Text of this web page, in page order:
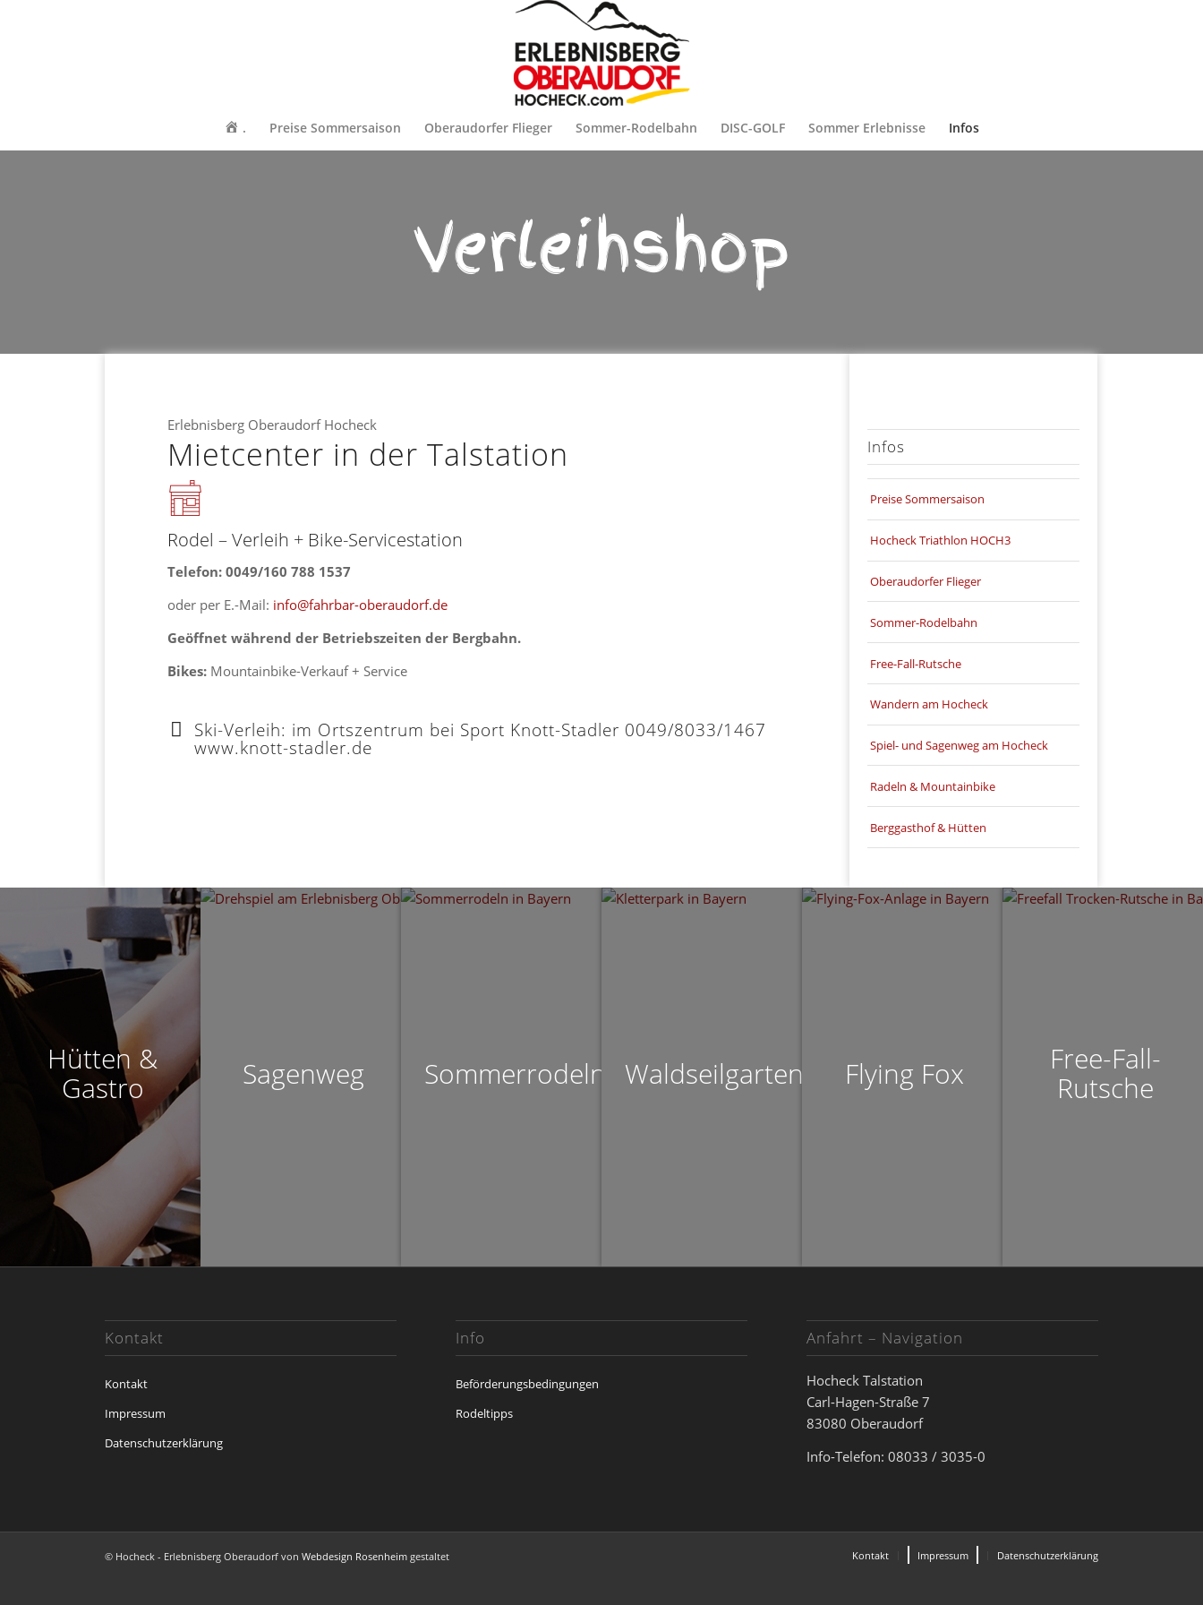
. Preise Sommersaison Oberaudorfer Flieger Sommer-Rodelbahn DISC-GOLF Sommer Erlebnisse Infos
Verleihshop
Erlebnisberg Oberaudorf Hocheck
Mietcenter in der Talstation
Rodel – Verleih + Bike-Servicestation
Telefon: 0049/160 788 1537
oder per E.-Mail: info@fahrbar-oberaudorf.de
Geöffnet während der Betriebszeiten der Bergbahn.
Bikes: Mountainbike-Verkauf + Service
Ski-Verleih: im Ortszentrum bei Sport Knott-Stadler 0049/8033/1467
www.knott-stadler.de
Infos
Preise Sommersaison
Hocheck Triathlon HOCH3
Oberaudorfer Flieger
Sommer-Rodelbahn
Free-Fall-Rutsche
Wandern am Hocheck
Spiel- und Sagenweg am Hocheck
Radeln & Mountainbike
Berggasthof & Hütten
Hütten &
Gastro
Sagenweg Sommerrodeln Waldseilgarten Flying Fox
Free-Fall-
Rutsche
Kontakt
Kontakt
Impressum
Datenschutzerklärung
Info
Beförderungsbedingungen
Rodeltipps
Anfahrt – Navigation
Hocheck Talstation
Carl-Hagen-Straße 7
83080 Oberaudorf
Info-Telefon: 08033 / 3035-0
© Hocheck - Erlebnisberg Oberaudorf vonWebdesign Rosenheim gestaltet Kontakt Impressum Datenschutzerklärung